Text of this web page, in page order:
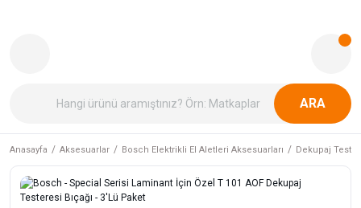
ARA
Anasayfa Aksesuarlar Bosch Elektrikli El Aletleri Aksesuarları Dekupaj